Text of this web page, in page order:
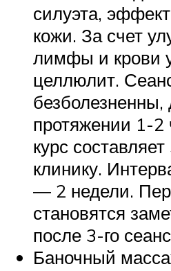
силуэта,
кожи. За счет
лимфы и крови
целлюлит.
безболезненны,
протяжении 1-
курс
клинику.
― 2 недели.
становятся
после 3-го
Баночный